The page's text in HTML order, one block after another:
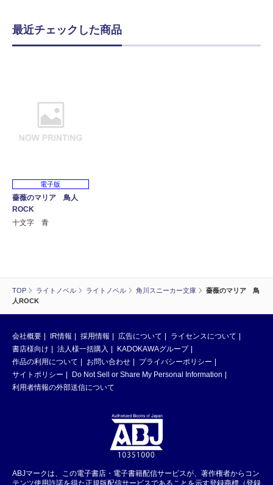
TOP ライトノベル ライトノベル 角川スニーカー文庫
薔薇のマリア 鳥
人ROCK
最近チェックした商品
電子版
薔薇のマリア 鳥人
ROCK
十文字 青
会社概要 IR情報 採用情報 広告について
ライセンスについて
書店様向け
法人様一括購入
KADOKAWAグループ
作品の利用について
お問い合わせ
プライバシーポリシー
サイトポリシー
Do Not Sell or Share My Personal Information
利用者情報の外部送信について
ABJマークは、この電子書店・電子書籍配信サービスが、著作権者からコン
テンツ使用許諾を得た正規版配信サービスであることを示す登録商標（登録